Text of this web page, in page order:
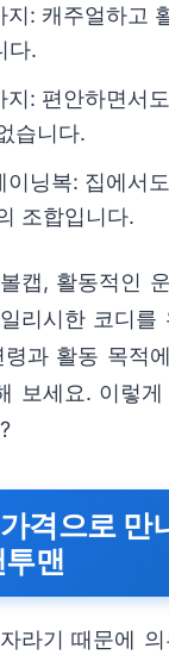
: 캐주얼하고
다.
지: 편안하면서
습니다.
이닝복: 집에서
조합입니다.
캡, 활동적인
리시한 코디를
과 활동 목적
보세요. 이렇
격으로 만
맨
라기 때문에